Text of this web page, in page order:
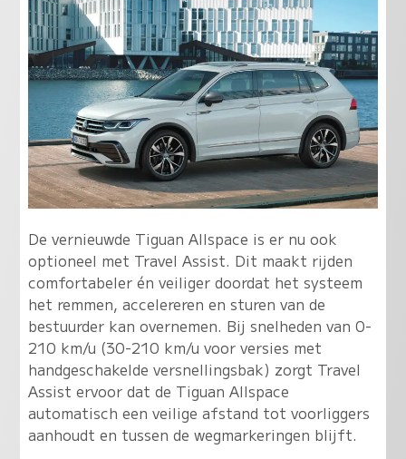
De vernieuwde Tiguan Allspace is er nu ook
optioneel met Travel Assist. Dit maakt rijden
comfortabeler én veiliger doordat het systeem
het remmen, accelereren en sturen van de
bestuurder kan overnemen. Bij snelheden van 0-
210 km/u (30-210 km/u voor versies met
handgeschakelde versnellingsbak) zorgt Travel
Assist ervoor dat de Tiguan Allspace
automatisch een veilige afstand tot voorliggers
aanhoudt en tussen de wegmarkeringen blijft.